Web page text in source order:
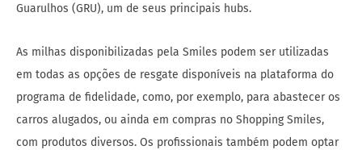
Guarulhos (GRU), um de seus principais hubs.
As milhas disponibilizadas pela Smiles podem ser utilizadas
em todas as opções de resgate disponíveis na plataforma do
programa de fidelidade, como, por exemplo, para abastecer os
carros alugados, ou ainda em compras no Shopping Smiles,
com produtos diversos. Os profissionais também podem optar